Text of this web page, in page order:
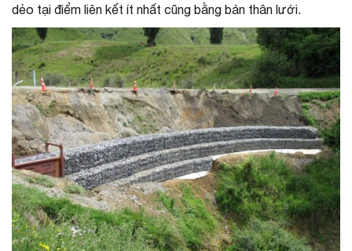
dẻo tại điểm liên kết ít nhất cũng bằng bản thân lưới.